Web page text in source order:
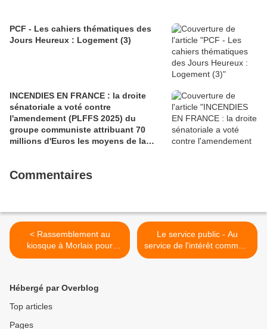
PCF - Les cahiers thématiques des
Jours Heureux : Logement (3)
INCENDIES EN FRANCE : la droite
sénatoriale a voté contre
l'amendement (PLFFS 2025) du
groupe communiste attribuant 70
millions d'Euros les moyens de la
Commentaires
< Rassemblement au
kiosque à Morlaix pour
dénoncer la loi Collomb ce
associations de défense
des migrants (photos JL Le
Le service public - Au
service de l'intérêt commun,
une certaine idée de la
Hébergé par Overblog
Top articles
Pages